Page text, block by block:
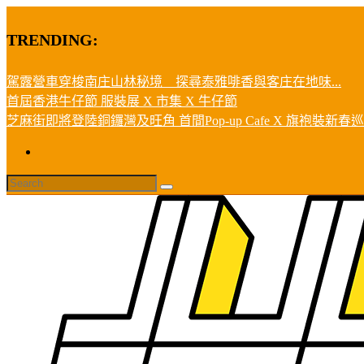
TRENDING:
駕露營車穿梭南庄山林秘境 探尋泰雅啡香與客庄在地味...
首屆香港牛仔節 服裝展 X 市集 X 牛仔節
芝麻街即將登陸銅鑼灣及旺角 首間Pop-up Cafe X 旗袍裝新春